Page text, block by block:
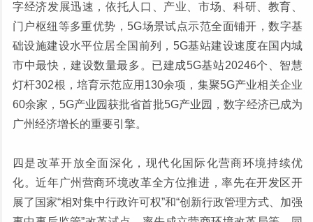
字经济发展迅速，依托人口、产业、市场、科研、教育、
门户枢纽等多重优势，5G场景试点示范全面铺开，数字基
础设施建设水平位居全国前列，5G基站建设速度在国内城
市中最快，建设数量最多。已建成5G基站20246个、智慧
灯杆302根，培育示范应用130余项，集聚5G产业相关企业
60余家，5G产业园获批省首批5G产业园，数字经济已成为
广州经济增长的重要引擎。
四是改革开放全面深化，现代化国际化营商环境持续优
化。近年广州营商环境改革全方位推进，率先在开发区开
展了国家“相对集中行政许可权”和“创新行政管理方式、加强